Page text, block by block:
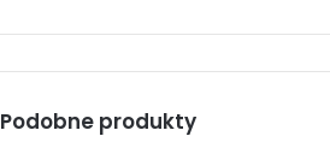
Podobne produkty